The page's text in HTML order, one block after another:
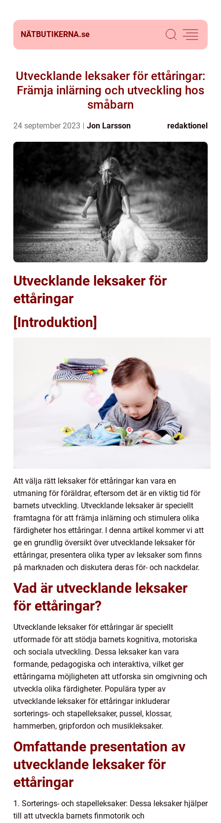
NÄTBUTIKERNA.se
Utvecklande leksaker för ettåringar:
Främja inlärning och utveckling hos
småbarn
24 september 2023 Jon Larsson redaktionel
Utvecklande leksaker för
ettåringar
[Introduktion]
Att välja rätt leksaker för ettåringar kan vara en
utmaning för föräldrar, eftersom det är en viktig tid för
barnets utveckling. Utvecklande leksaker är speciellt
framtagna för att främja inlärning och stimulera olika
färdigheter hos ettåringar. I denna artikel kommer vi att
ge en grundlig översikt över utvecklande leksaker för
ettåringar, presentera olika typer av leksaker som finns
på marknaden och diskutera deras för- och nackdelar.
Vad är utvecklande leksaker
för ettåringar?
Utvecklande leksaker för ettåringar är speciellt
utformade för att stödja barnets kognitiva, motoriska
och sociala utveckling. Dessa leksaker kan vara
formande, pedagogiska och interaktiva, vilket ger
ettåringarna möjligheten att utforska sin omgivning och
utveckla olika färdigheter. Populära typer av
utvecklande leksaker för ettåringar inkluderar
sorterings- och stapelleksaker, pussel, klossar,
hammerben, gripfordon och musikleksaker.
Omfattande presentation av
utvecklande leksaker för
ettåringar
1. Sorterings- och stapelleksaker: Dessa leksaker hjälper
till att utveckla barnets finmotorik och